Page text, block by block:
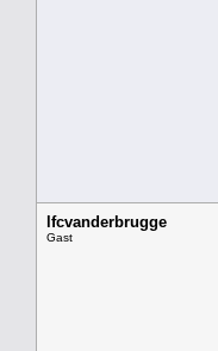
lfcvanderbrugge
Gast